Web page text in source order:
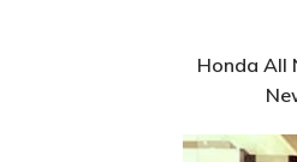
Honda All